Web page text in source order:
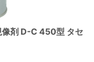
像剤 D-C 450型 タセ